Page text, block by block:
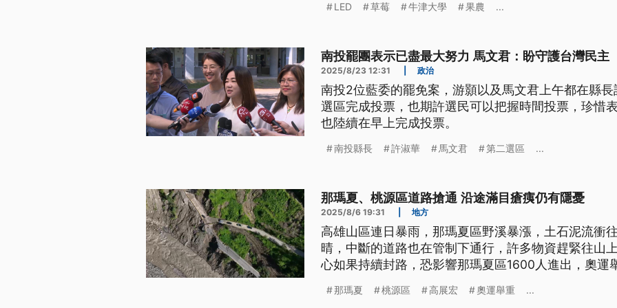
LED 草莓 牛津大學 果農 ...
南投罷團表示已盡最大努力 馬文君：盼守護台灣民主
2025/8/23 12:31 政治
南投2位藍委的罷免案，游顥以及馬文君上午都在縣
選區完成投票，也期許選民可以把握時間投票，珍惜
也陸續在早上完成投票。
南投縣長 許淑華 馬文君 第二選區 ...
那瑪夏、桃源區道路搶通 沿途滿目瘡痍仍有隱憂
2025/8/6 19:31 地方
高雄山區連日暴雨，那瑪夏區野溪暴漲，土石泥流衝
晴，中斷的道路也在管制下通行，許多物資趕緊往山
心如果持續封路，恐影響那瑪夏區1600人進出，奧運
那瑪夏 桃源區 高展宏 奧運舉重 ...